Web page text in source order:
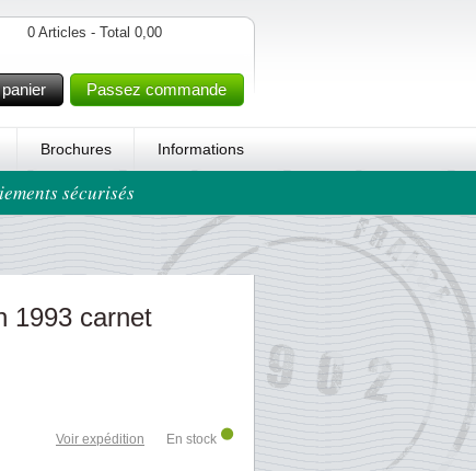
0 Articles - Total 0,00
Passez commande
Brochures Informations
sécurisés
1993 carnet
Voir expédition En stock